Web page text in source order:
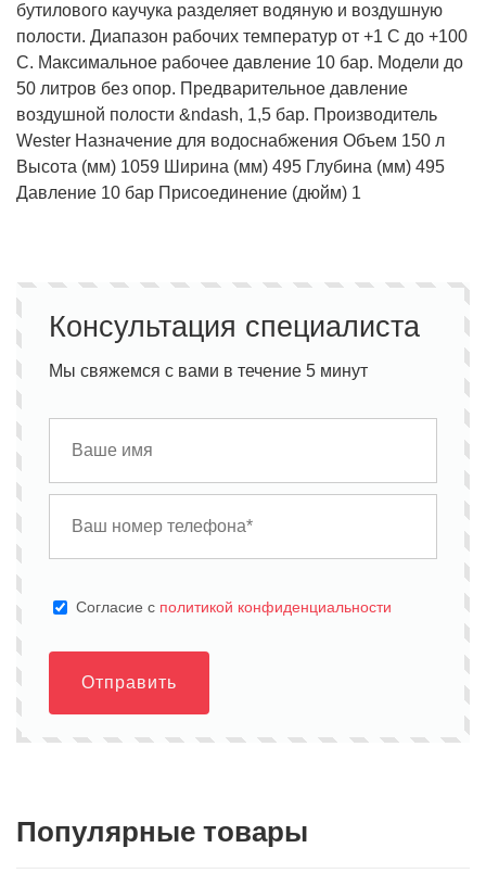
бутилового каучука разделяет водяную и воздушную
полости. Диапазон рабочих температур от +1 С до +100
С. Максимальное рабочее давление 10 бар. Модели до
50 литров без опор. Предварительное давление
воздушной полости &ndash, 1,5 бар. Производитель
Wester Назначение для водоснабжения Объем 150 л
Высота (мм) 1059 Ширина (мм) 495 Глубина (мм) 495
Давление 10 бар Присоединение (дюйм) 1
Консультация специалиста
Мы свяжемся с вами в течение 5 минут
Cогласие с политикой конфиденциальности
Отправить
Популярные товары